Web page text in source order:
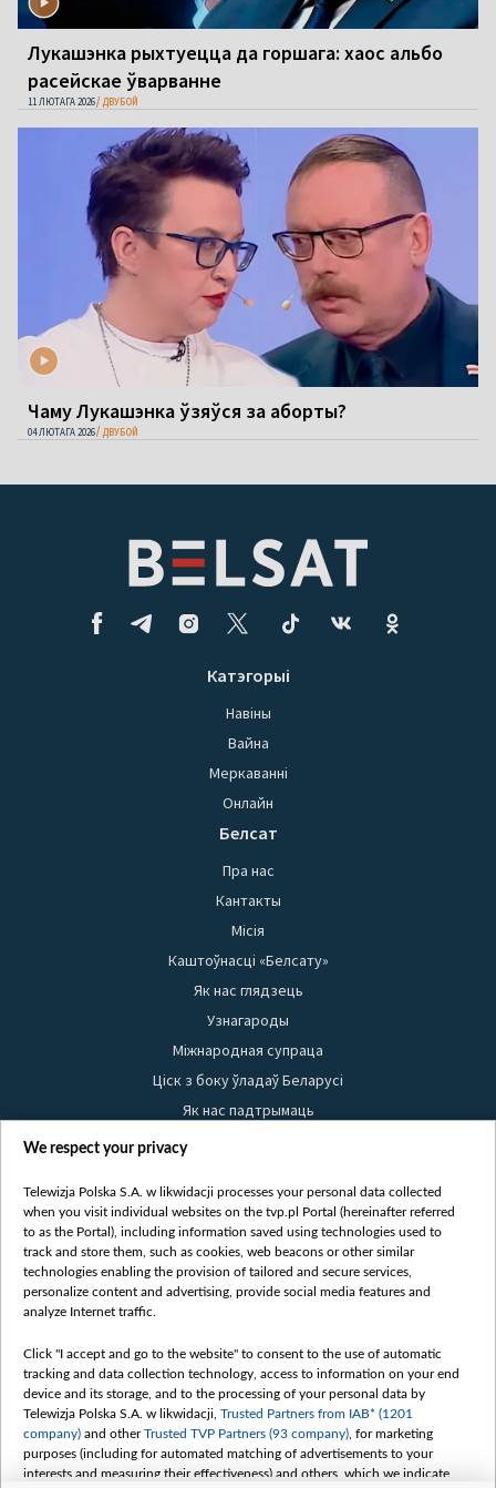
Лукашэнка рыхтуецца да горшага: хаос альбо
расейскае ўварванне
11 ЛЮТАГА 2026 ДВУБОЙ
Чаму Лукашэнка ўзяўся за аборты?
04 ЛЮТАГА 2026 ДВУБОЙ
Катэгорыі
Навіны
Вайна
Меркаванні
Онлайн
Белсат
Пра нас
Кантакты
Місія
Каштоўнасці «Белсату»
Як нас глядзець
Узнагароды
Міжнародная супраца
Ціск з боку ўладаў Беларусі
Як нас падтрымаць
Правілы выкарыстання матэрыялаў
Бяспека
Youtube
Белсат news
Белсат Shorts
Жэстачайшы мульт
Belsat English
Biełsat PL
Белсат Now
Белсат History
We respect your privacy
Telewizja Polska S.A. w likwidacji processes your personal data collected
when you visit individual websites on the tvp.pl Portal (hereinafter referred
to as the Portal), including information saved using technologies used to
track and store them, such as cookies, web beacons or other similar
technologies enabling the provision of tailored and secure services,
personalize content and advertising, provide social media features and
analyze Internet traffic.
Click "I accept and go to the website" to consent to the use of automatic
tracking and data collection technology, access to information on your end
device and its storage, and to the processing of your personal data by
Telewizja Polska S.A. w likwidacji, Trusted Partners from IAB* (1201
company) and otherTrusted TVP Partners (93 company) , for marketing
purposes (including for automated matching of advertisements to your
interests and measuring their effectiveness) and others, which we indicate